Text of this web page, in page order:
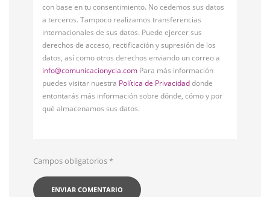
con base en tu consentimiento. No cedemos sus datos
a terceros. Tampoco realizamos transferencias
internacionales de sus datos. Puede ejercer sus
derechos de acceso, rectificación y supresión de los
datos, así como otros derechos enviando un correo a
info@comunicacionycia.com Para más información
puedes visitar nuestra Política de Privacidaddonde
entontarás más información sobre dónde, cómo y por
qué almacenamos sus datos.
Campos obligatorios*